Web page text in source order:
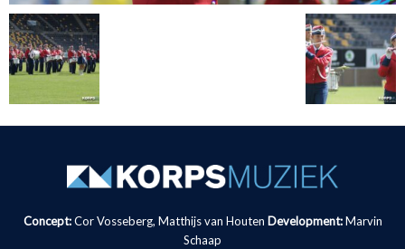
Concept:Cor Vosseberg, Matthijs van Houten Development: Marvin
Schaap